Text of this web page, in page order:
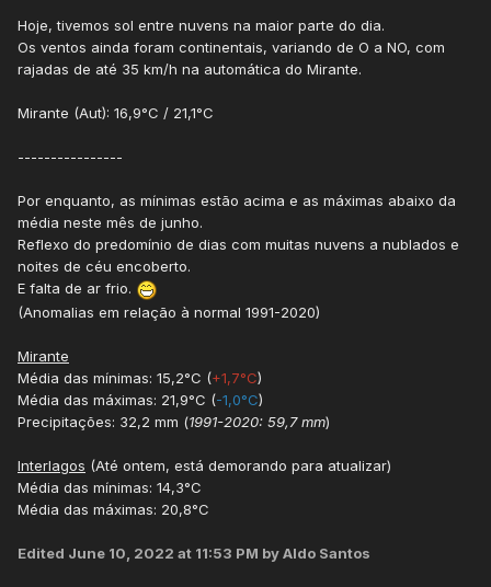
Hoje, tivemos sol entre nuvens na maior parte do dia.
Os ventos ainda foram continentais, variando de O a NO, com
rajadas de até 35 km/h na automática do Mirante.
Mirante (Aut): 16,9°C / 21,1°C
----------------
Por enquanto, as mínimas estão acima e as máximas abaixo da
média neste mês de junho.
Reflexo do predomínio de dias com muitas nuvens a nublados e
noites de céu encoberto.
E falta de ar frio.
(Anomalias em relação à normal 1991-2020)
Mirante
Média das mínimas: 15,2°C (+1,7°C)
Média das máximas: 21,9°C (-1,0°C)
Precipitações: 32,2 mm (1991-2020: 59,7 mm)
Interlagos (Até ontem, está demorando para atualizar)
Média das mínimas: 14,3°C
Média das máximas: 20,8°C
Edited June 10, 2022 at 11:53 PM by Aldo Santos